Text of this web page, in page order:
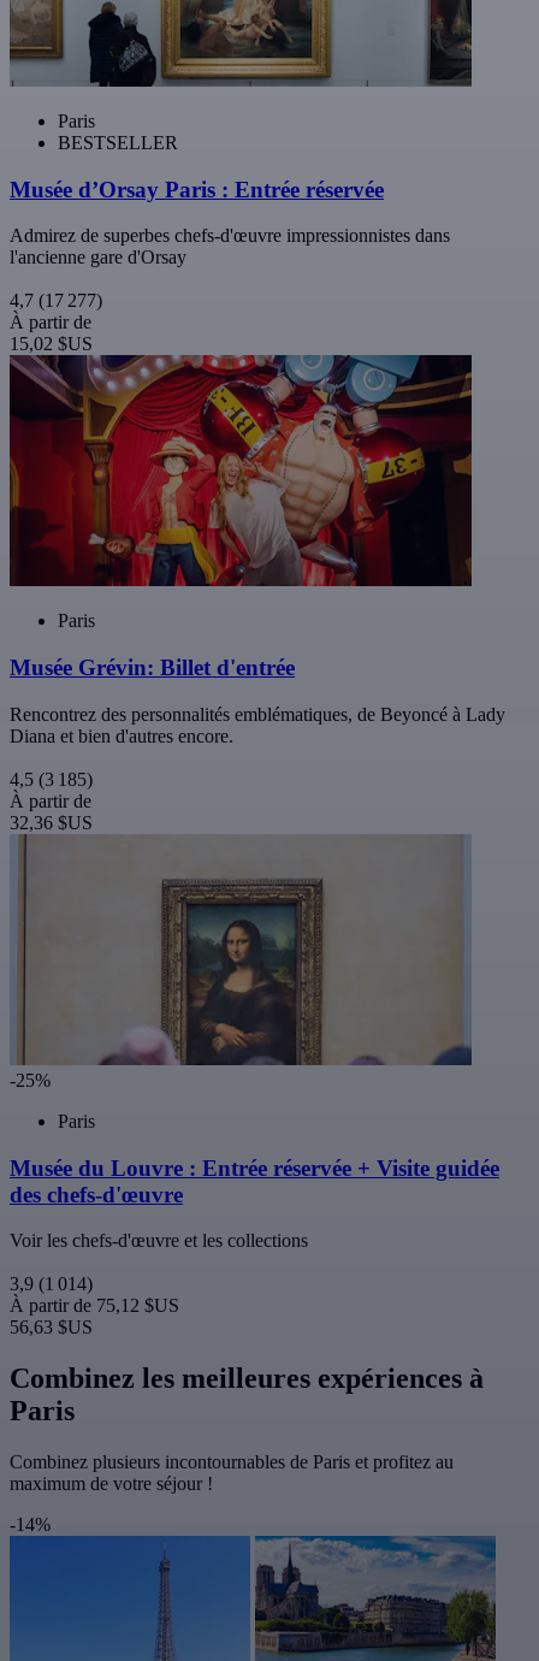
Paris
BESTSELLER
Musée d’Orsay Paris : Entrée réservée
Admirez de superbes chefs-d'œuvre impressionnistes dans
l'ancienne gare d'Orsay
4,7 (17 277)
À partir de
15,02 $US
Paris
Musée Grévin: Billet d'entrée
Rencontrez des personnalités emblématiques, de Beyoncé à Lady
Diana et bien d'autres encore.
4,5 (3 185)
À partir de
32,36 $US
-25%
Paris
Musée du Louvre : Entrée réservée + Visite guidée
des chefs-d'œuvre
Voir les chefs-d'œuvre et les collections
3,9 (1 014)
À partir de 75,12 $US
56,63 $US
Combinez les meilleures expériences à
Paris
Combinez plusieurs incontournables de Paris et profitez au
maximum de votre séjour !
-14%